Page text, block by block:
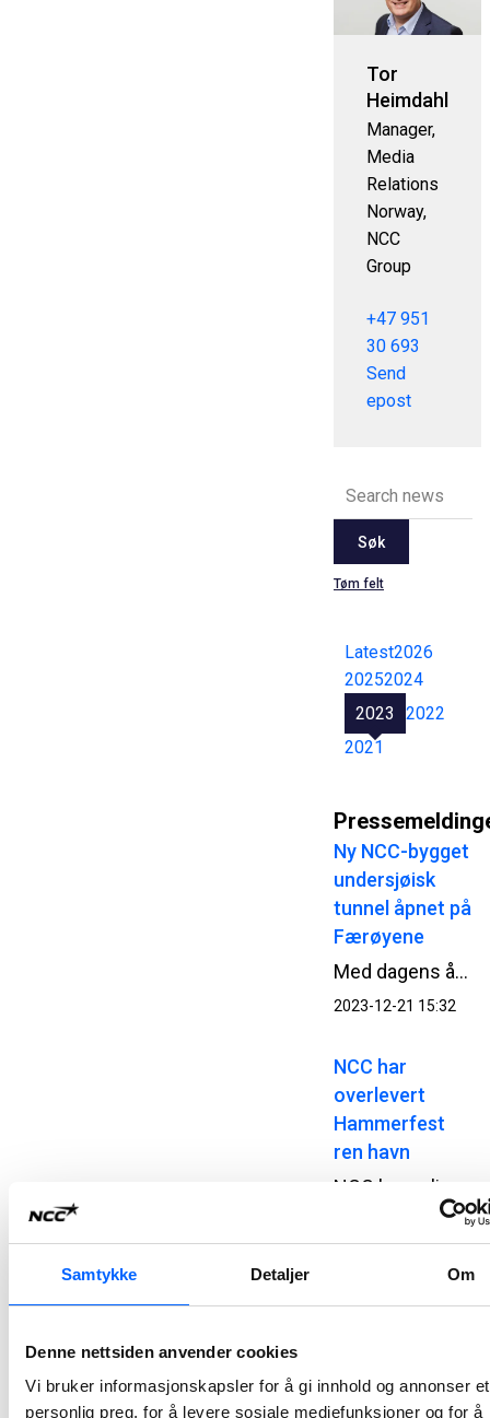
Samtykke Detaljer Om
Denne nettsiden anvender cookies
Vi bruker informasjonskapsler for å gi innhold og annonser et
personlig preg, for å levere sosiale mediefunksjoner og for å
Tor
Heimdahl
Manager,
Media
Relations
Norway,
NCC
Group
+47 951
30 693
Send
epost
Søk
Tøm felt
Latest2026
20252024
2023
2022
2021
Ny NCC-bygget
undersjøisk
tunnel åpnet på
Færøyene
Med dagens åpning av Sandoytunnelen har NCC ferdigstilt den andre undersjøiske veitunnelen på øyriket siden 2020, og til en samlet verdi av 2,7 MNOK.
2023-12-21 15:32
NCC har
overlevert
Hammerfest
ren havn
2023-12-18 08:00
Gamlem er ny
Norway